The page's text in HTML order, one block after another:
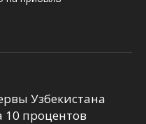
Узбекистана
процентов